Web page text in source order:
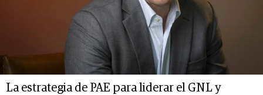
La estrategia de PAE para liderar el GNL y